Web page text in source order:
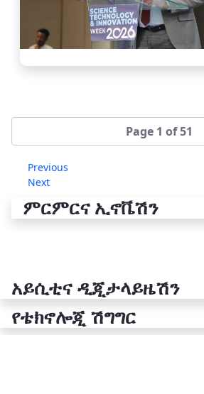
Page 1 of 51
Previous
Next
ምርምርና ኢኖቬሽን
አይሲቲና ዲጂታላይዜሽን
የቴክኖሎጂ ሽግግር